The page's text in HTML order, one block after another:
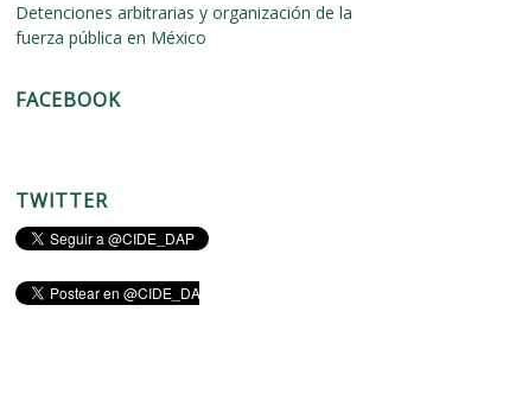
Detenciones arbitrarias y organización de la
fuerza pública en México
FACEBOOK
TWITTER